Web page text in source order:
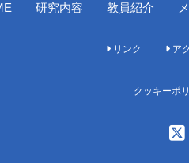
研究内容 教員紹介
リンク ア
クッキーポ